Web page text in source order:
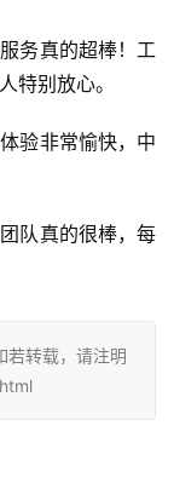
务真的超棒！工
特别放心。
验非常愉快，中
队真的很棒，每
若转载，请注明